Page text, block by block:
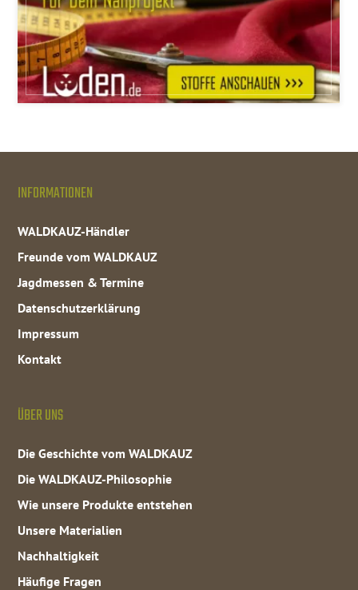
INFORMATIONEN
WALDKAUZ-Händler
Freunde vom WALDKAUZ
Jagdmessen & Termine
Datenschutzerklärung
Impressum
Kontakt
ÜBER UNS
Die Geschichte vom WALDKAUZ
Die WALDKAUZ-Philosophie
Wie unsere Produkte entstehen
Unsere Materialien
Nachhaltigkeit
Häufige Fragen